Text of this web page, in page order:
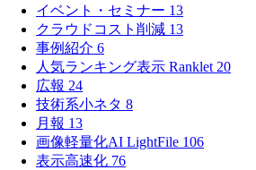
イベント・セミナー 13
クラウドコスト削減 13
事例紹介 6
人気ランキング表示 Ranklet 20
広報 24
技術系小ネタ 8
月報 13
画像軽量化AI LightFile 106
表示高速化 76